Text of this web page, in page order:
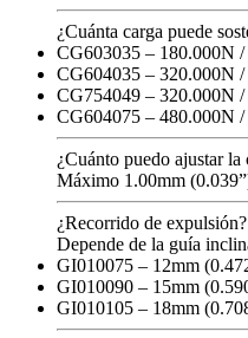
¿Cuánta carga puede
CG603035 – 180.000N
CG604035 – 320.000N
CG754049 – 320.000N
CG604075 – 480.000N
¿Cuánto puedo ajustar la
Máximo 1.00mm
¿Recorrido de expulsión?
Depende de la guía
GI010075 – 12mm
GI010090 – 15mm
GI010105 – 18mm